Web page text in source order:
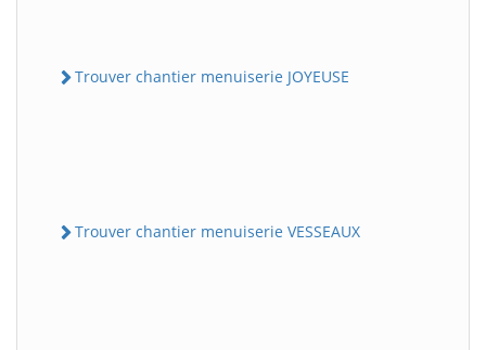
Trouver chantier menuiserie JOYEUSE
Trouver chantier menuiserie VESSEAUX